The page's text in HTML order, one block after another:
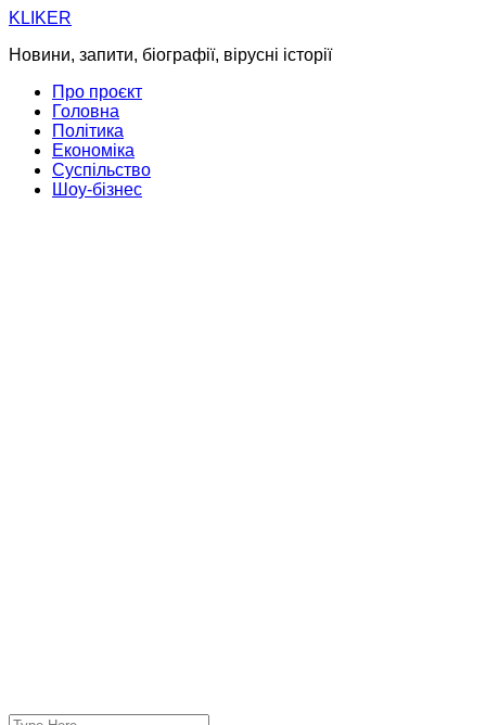
Skip
content
KLIKER
Новини, запити, біографії, вірусні історії
Про проєкт
Головна
Політика
Економіка
Суспільство
Шоу-бізнес